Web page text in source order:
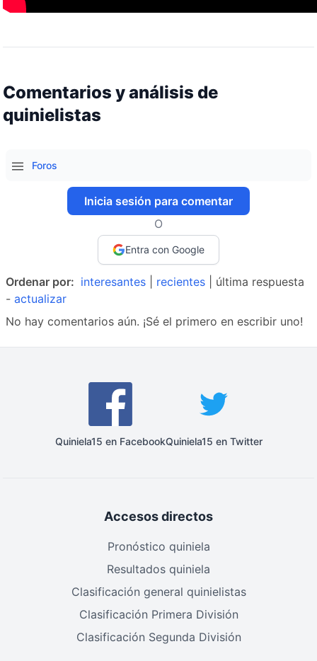
Comentarios y análisis de
quinielistas
Foros
Inicia sesión para comentar
O
Entra con Google
Ordenar por: interesantes recientes | última respuesta
- actualizar
No hay comentarios aún. ¡Sé el primero en escribir uno!
Quiniela15 en FacebookQuiniela15 en Twitter
Accesos directos
Pronóstico quiniela
Resultados quiniela
Clasificación general quinielistas
Clasificación Primera División
Clasificación Segunda División